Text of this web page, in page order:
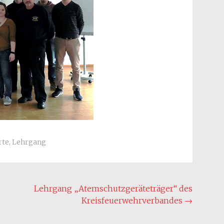
, Lehrgang
Lehrgang „Atemschutzgeräteträger“ des
Kreisfeuerwehrverbandes →